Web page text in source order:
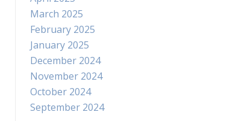
March 2025
February 2025
January 2025
December 2024
November 2024
October 2024
September 2024